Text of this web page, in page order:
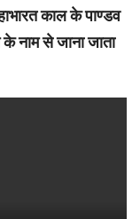
काल के पाण्डव
नाम से जाना जाता